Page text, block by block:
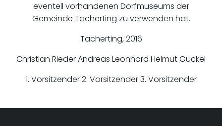
eventell vorhandenen Dorfmuseums der
Gemeinde Tacherting zu verwenden hat.
Tacherting, 2016
Christian Rieder Andreas Leonhard Helmut Guckel
1. Vorsitzender 2. Vorsitzender 3. Vorsitzender